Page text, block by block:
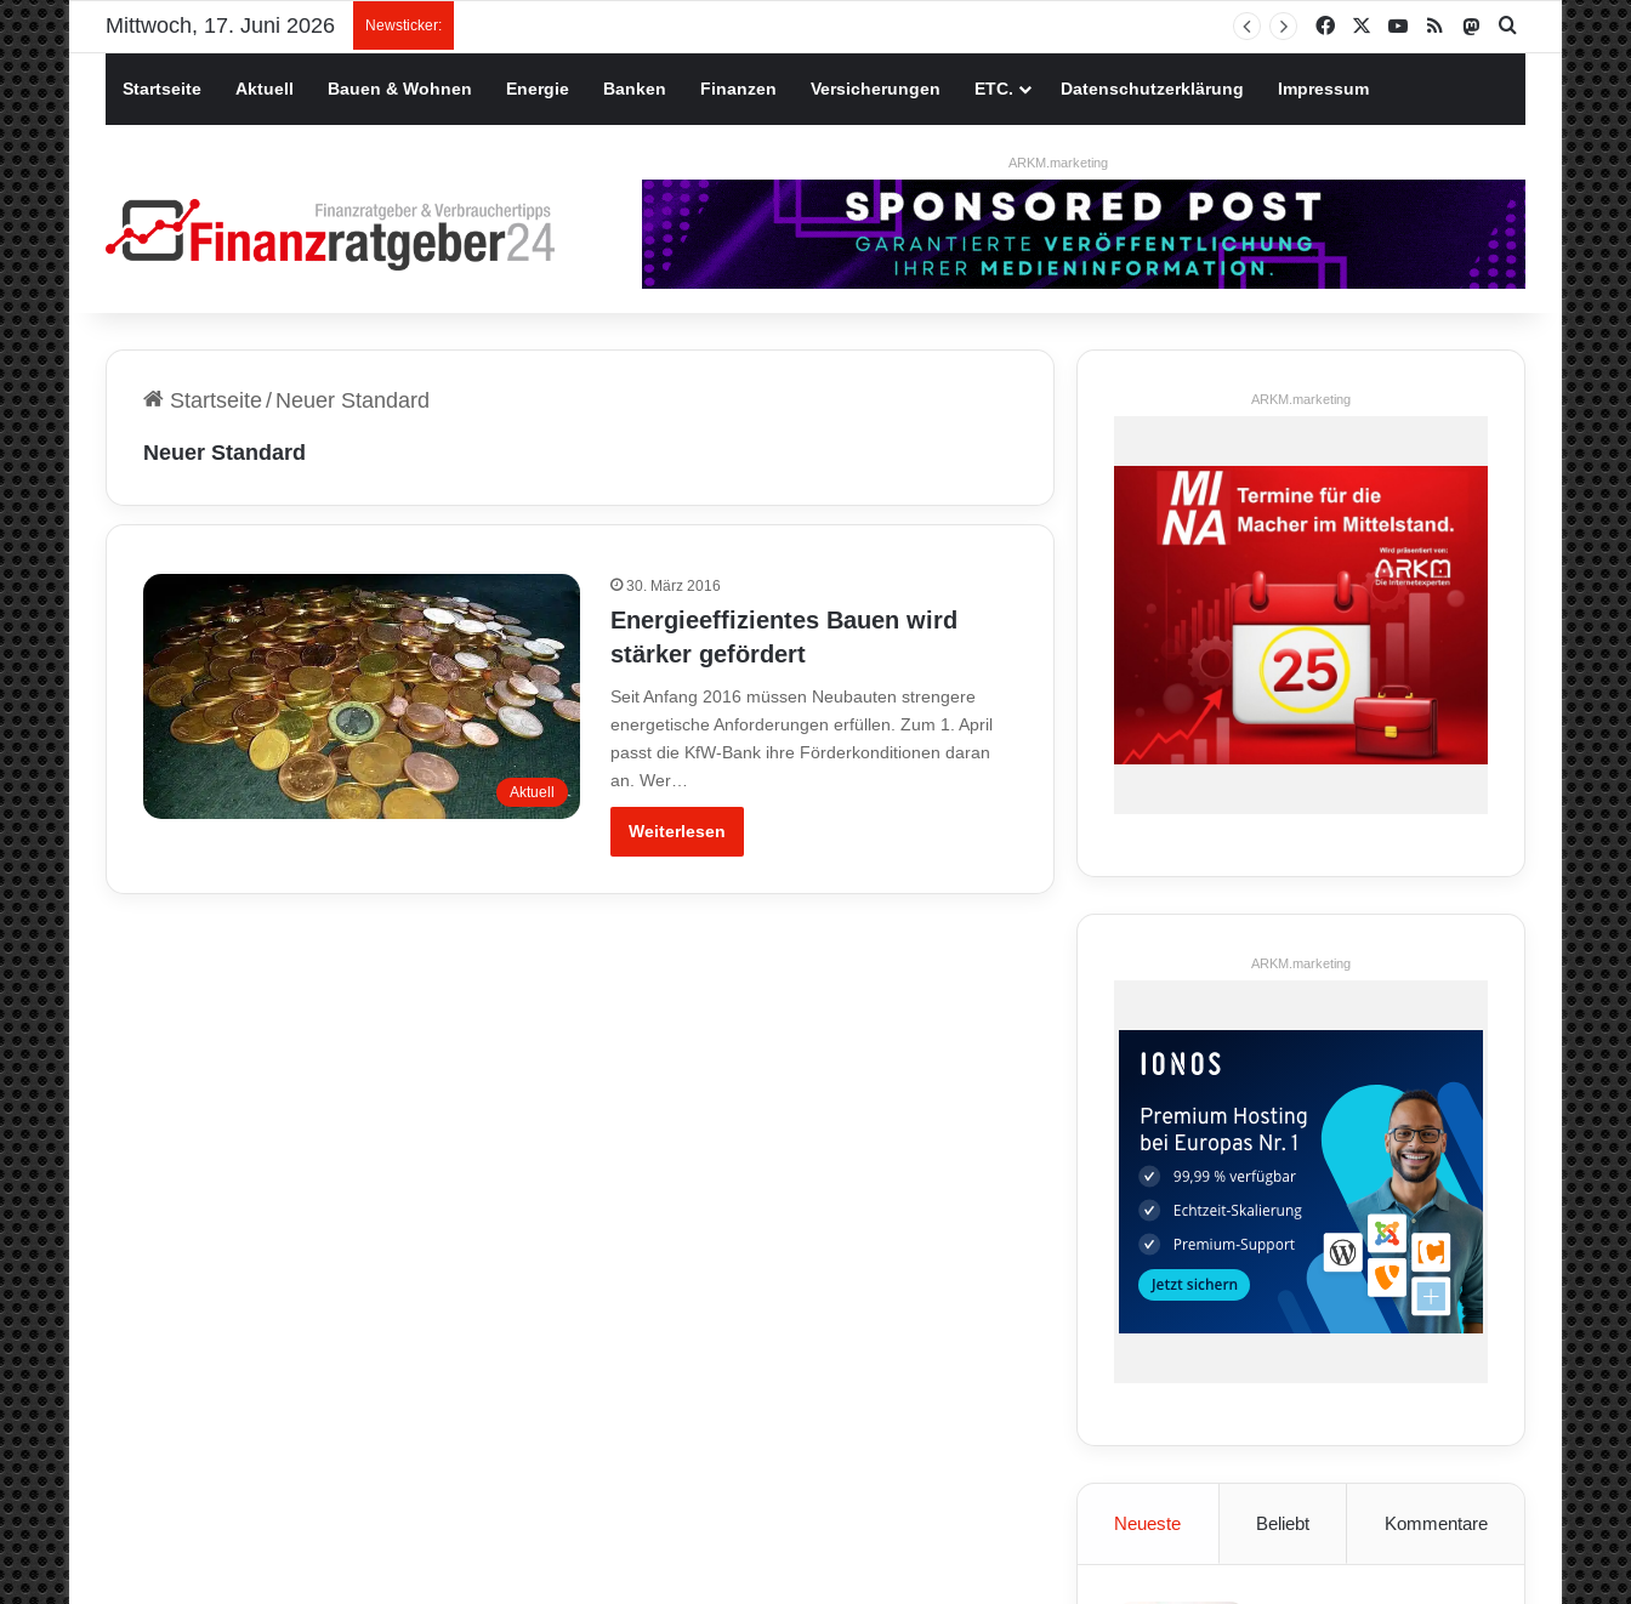
Mittwoch, 17. Juni 2026 Newsticker: Facebook YouTube
RSS MastodonSuchen nach
Startseite Aktuell Bauen & Wohnen Energie Banken Finanzen Versicherungen ETC. Datenschutzerklärung Impressum
ARKM.marketing
Startseite/ Neuer Standard
Neuer Standard
Aktuell
30. März 2016
Energieeffizientes Bauen wird
stärker gefördert
Seit Anfang 2016 müssen Neubauten strengere
energetische Anforderungen erfüllen. Zum 1. April
passt die KfW-Bank ihre Förderkonditionen daran
an. Wer…
Weiterlesen
ARKM.marketing
ARKM.marketing
Neueste Beliebt Kommentare